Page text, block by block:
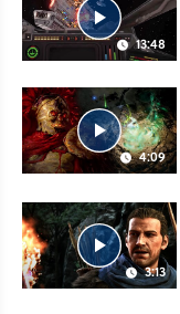
13:48
4:09
3:13